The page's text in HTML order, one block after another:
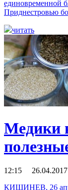
единовременной
Приднестровью
читать
Медики
12:15 26.04.2017
КИШИНЕВ, 26